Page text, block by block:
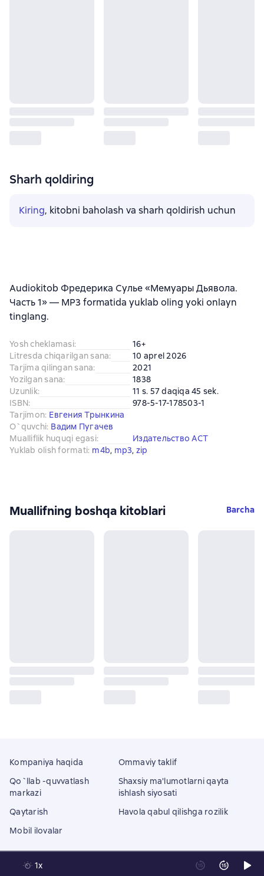
Sharh qoldiring
Kiring, kitobni baholash va sharh qoldirish uchun
Audiokitob Фредерика Сулье «Мемуары Дьявола.
Часть 1» — MP3 formatida yuklab oling yoki onlayn
tinglang.
Yosh cheklamasi:
16+
Litresda chiqarilgan sana:
10 aprel 2026
Tarjima qilingan sana:
2021
Yozilgan sana:
1838
Uzunlik:
11 s. 57 daqiqa 45 sek.
ISBN:
978-5-17-178503-1
Tarjimon: Евгения Трынкина
O`quvchi: Вадим Пугачев
Mualliflik huquqi egasi:
Издательство АСТ
Yuklab olish formati: m4b, mp3, zip
Muallifning boshqa kitoblari Barcha
1x
Kompaniya haqida
Qo`llab -quvvatlash
markazi
Qaytarish
Mobil ilovalar
Ommaviy taklif
Shaxsiy ma'lumotlarni qayta
ishlash siyosati
Havola qabul qilishga rozilik